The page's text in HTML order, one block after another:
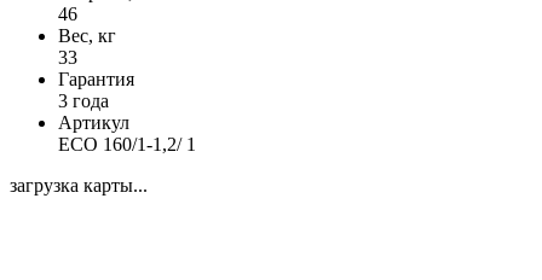
46
Вес, кг
33
Гарантия
3 года
Артикул
ECO 160/1-1,2/ 1
загрузка карты...